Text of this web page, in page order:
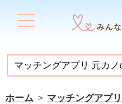
ホーム マッチングアプ